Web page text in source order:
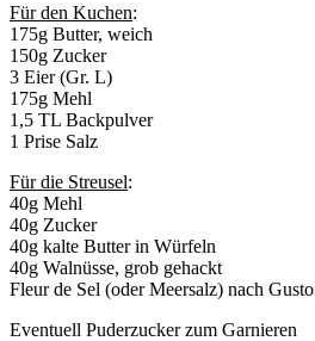
Für den Kuchen:
175g Butter, weich
150g Zucker
3 Eier (Gr. L)
175g Mehl
1,5 TL Backpulver
1 Prise Salz
Für die Streusel:
40g Mehl
40g Zucker
40g kalte Butter in Würfeln
40g Walnüsse, grob gehackt
Fleur de Sel (oder Meersalz) nach Gusto
Eventuell Puderzucker zum Garnieren